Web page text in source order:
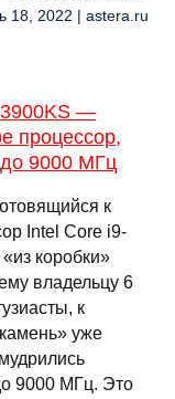
18, 2022 | astera.ru
—
процессор,
9000 МГц
к
Intel Core i9-
коробки»
владельцу 6
к
уже
9000 МГц. Это